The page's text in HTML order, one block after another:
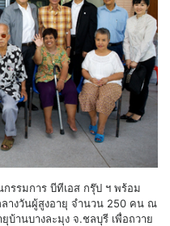
รรมการ บีทีเอส กรุ๊ป ฯ พร้อม
ลางวันผู้สูงอายุ จำนวน 250 คน ณ
านบางละมุง จ.ชลบุรี เพื่อถวาย